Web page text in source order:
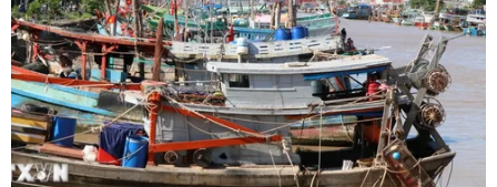
#Tội phạm hình sự #Hình sự #Công an
#Vụ án
#Phạm pháp
#Pháp luật #Pháp đình
#Xã hội
#An ninh xã hội
#Chính trị #VietnamPlus Anh